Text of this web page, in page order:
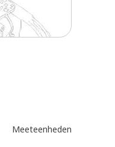
Meeteenheden